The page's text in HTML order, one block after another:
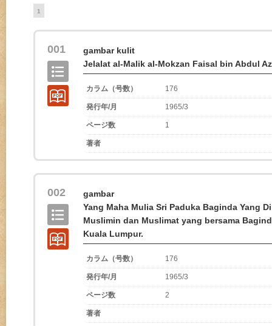
1
001
gambar kulit
Jelalat al-Malik al-Mokzan Faisal bin Abdul
カラム（号数） 176
発行年/月 1965/3
ページ数 1
著者
002
gambar
Yang Maha Mulia Sri Paduka Baginda Yang
Muslimin dan Muslimat yang bersama
Kuala Lumpur.
カラム（号数） 176
発行年/月 1965/3
ページ数 2
著者